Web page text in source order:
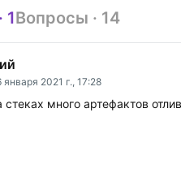
1Вопросы · 14
января 2021 г., 17:28
стеках много артефактов